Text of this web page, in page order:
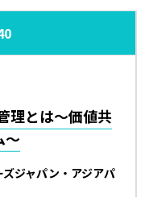
理とは～価値共
～
ジャパン・アジアパ